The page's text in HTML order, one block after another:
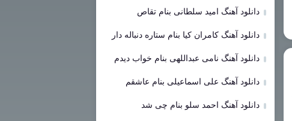
دانلود آهنگ امید سلطانی بنام تقاص
دانلود آهنگ کامران کیا بنام ستاره دنباله دار
دانلود آهنگ نامی عبداللهی بنام خواب دیدم
دانلود آهنگ علی اسماعیلی بنام عاشقم
دانلود آهنگ احمد سلو بنام چی شد